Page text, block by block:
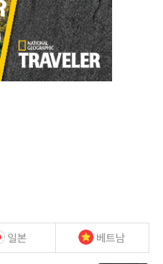
일본 베트남